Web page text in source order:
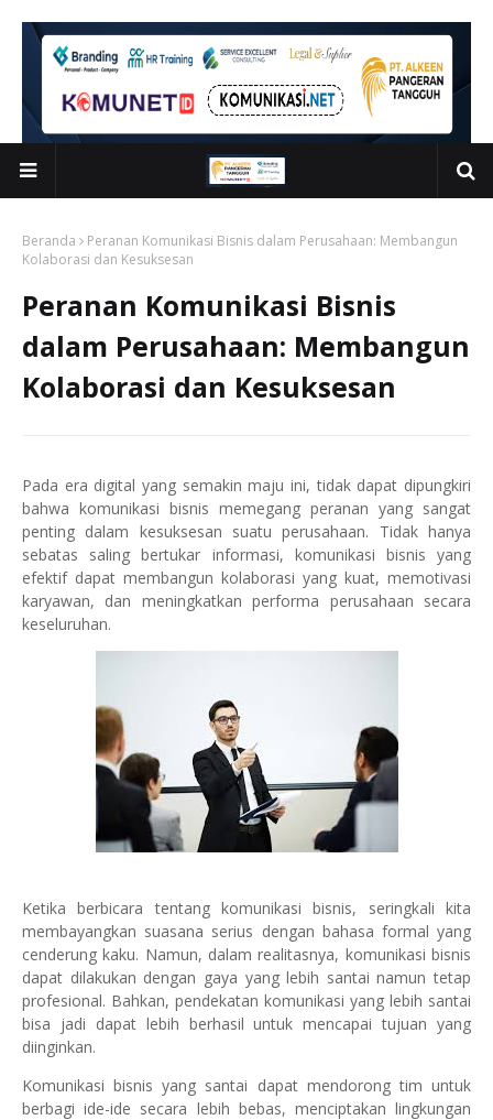
Beranda
Peranan Komunikasi Bisnis dalam Perusahaan: Membangun
Kolaborasi dan Kesuksesan
Peranan Komunikasi Bisnis
dalam Perusahaan: Membangun
Kolaborasi dan Kesuksesan
Pada era digital yang semakin maju ini, tidak dapat dipungkiri
bahwa komunikasi bisnis memegang peranan yang sangat
penting dalam kesuksesan suatu perusahaan. Tidak hanya
sebatas saling bertukar informasi, komunikasi bisnis yang
efektif dapat membangun kolaborasi yang kuat, memotivasi
karyawan, dan meningkatkan performa perusahaan secara
keseluruhan.
Ketika berbicara tentang komunikasi bisnis, seringkali kita
membayangkan suasana serius dengan bahasa formal yang
cenderung kaku. Namun, dalam realitasnya, komunikasi bisnis
dapat dilakukan dengan gaya yang lebih santai namun tetap
profesional. Bahkan, pendekatan komunikasi yang lebih santai
bisa jadi dapat lebih berhasil untuk mencapai tujuan yang
diinginkan.
Komunikasi bisnis yang santai dapat mendorong tim untuk
berbagi ide-ide secara lebih bebas, menciptakan lingkungan